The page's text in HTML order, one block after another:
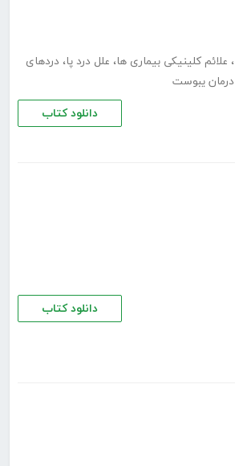
، علائم کلینیکی بیماری ها، علل درد پا، دردهای
درمان یبوست
دانلود کتاب
دانلود کتاب